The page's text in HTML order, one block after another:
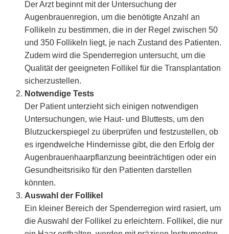
Der Arzt beginnt mit der Untersuchung der
Augenbrauenregion, um die benötigte Anzahl an
Follikeln zu bestimmen, die in der Regel zwischen 50
und 350 Follikeln liegt, je nach Zustand des Patienten.
Zudem wird die Spenderregion untersucht, um die
Qualität der geeigneten Follikel für die Transplantation
sicherzustellen.
Notwendige Tests
Der Patient unterzieht sich einigen notwendigen
Untersuchungen, wie Haut- und Bluttests, um den
Blutzuckerspiegel zu überprüfen und festzustellen, ob
es irgendwelche Hindernisse gibt, die den Erfolg der
Augenbrauenhaarpflanzung beeinträchtigen oder ein
Gesundheitsrisiko für den Patienten darstellen
könnten.
Auswahl der Follikel
Ein kleiner Bereich der Spenderregion wird rasiert, um
die Auswahl der Follikel zu erleichtern. Follikel, die nur